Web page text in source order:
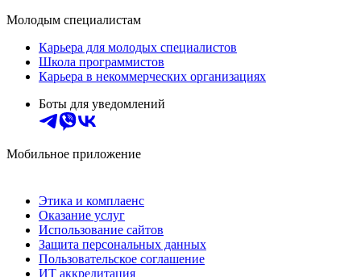
Молодым специалистам
Карьера для молодых специалистов
Школа программистов
Карьера в некоммерческих организациях
Боты для уведомлений
Мобильное приложение
Этика и комплаенс
Оказание услуг
Использование сайтов
Защита персональных данных
Пользовательское соглашение
ИТ аккредитация